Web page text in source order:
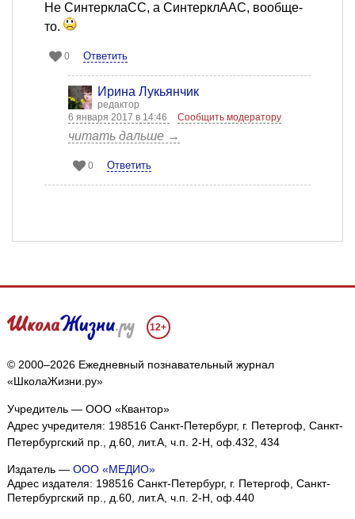
Не СинтерклаСС, а СинтерклААС, вообще-
то.
0 Ответить
Ирина Лукьянчик
редактор
6 января 2017 в 14:46
Сообщить модератору
читать дальше →
0 Ответить
12+
© 2000–2026 Ежедневный познавательный журнал
«ШколаЖизни.ру»
Учредитель — ООО «Квантор»
Адрес учредителя: 198516 Санкт-Петербург, г. Петергоф, Санкт-
Петербургский пр., д.60, лит.А, ч.п. 2-Н, оф.432, 434
Издатель — ООО «МЕДИО»
Адрес издателя: 198516 Санкт-Петербург, г. Петергоф, Санкт-
Петербургский пр., д.60, лит.А, ч.п. 2-Н, оф.440